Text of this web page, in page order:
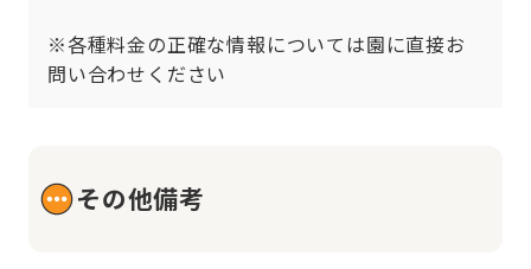
※各種料金の正確な情報については園に直接お
問い合わせください
その他備考